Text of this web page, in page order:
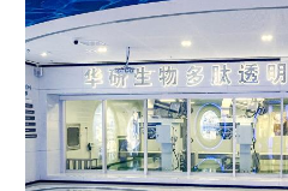
公益 一带一路
文化产业
地方频道